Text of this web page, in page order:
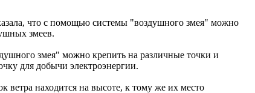
что с помощью системы "воздушного змея" можно
змеев.
змея" можно крепить на различные точки и
для добычи электроэнергии.
ветра находится на высоте, к тому же их место